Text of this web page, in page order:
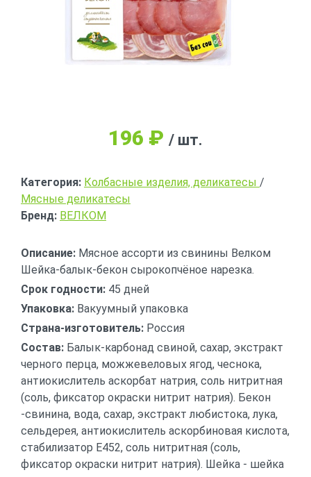
196 ₽ / шт.
Категория: Колбасные изделия, деликатесы /
Мясные деликатесы
Бренд: ВЕЛКОМ
Описание: Мясное ассорти из свинины Велком
Шейка-балык-бекон сырокопчёное нарезка.
Срок годности: 45 дней
Упаковка: Вакуумный упаковка
Страна-изготовитель: Россия
Состав: Балык-карбонад свиной, сахар, экстракт
черного перца, можжевеловых ягод, чеснока,
антиокислитель аскорбат натрия, соль нитритная
(соль, фиксатор окраски нитрит натрия). Бекон
-свинина, вода, сахар, экстракт любистока, лука,
сельдерея, антиокислитель аскорбиновая кислота,
стабилизатор Е452, соль нитритная (соль,
фиксатор окраски нитрит натрия). Шейка - шейка